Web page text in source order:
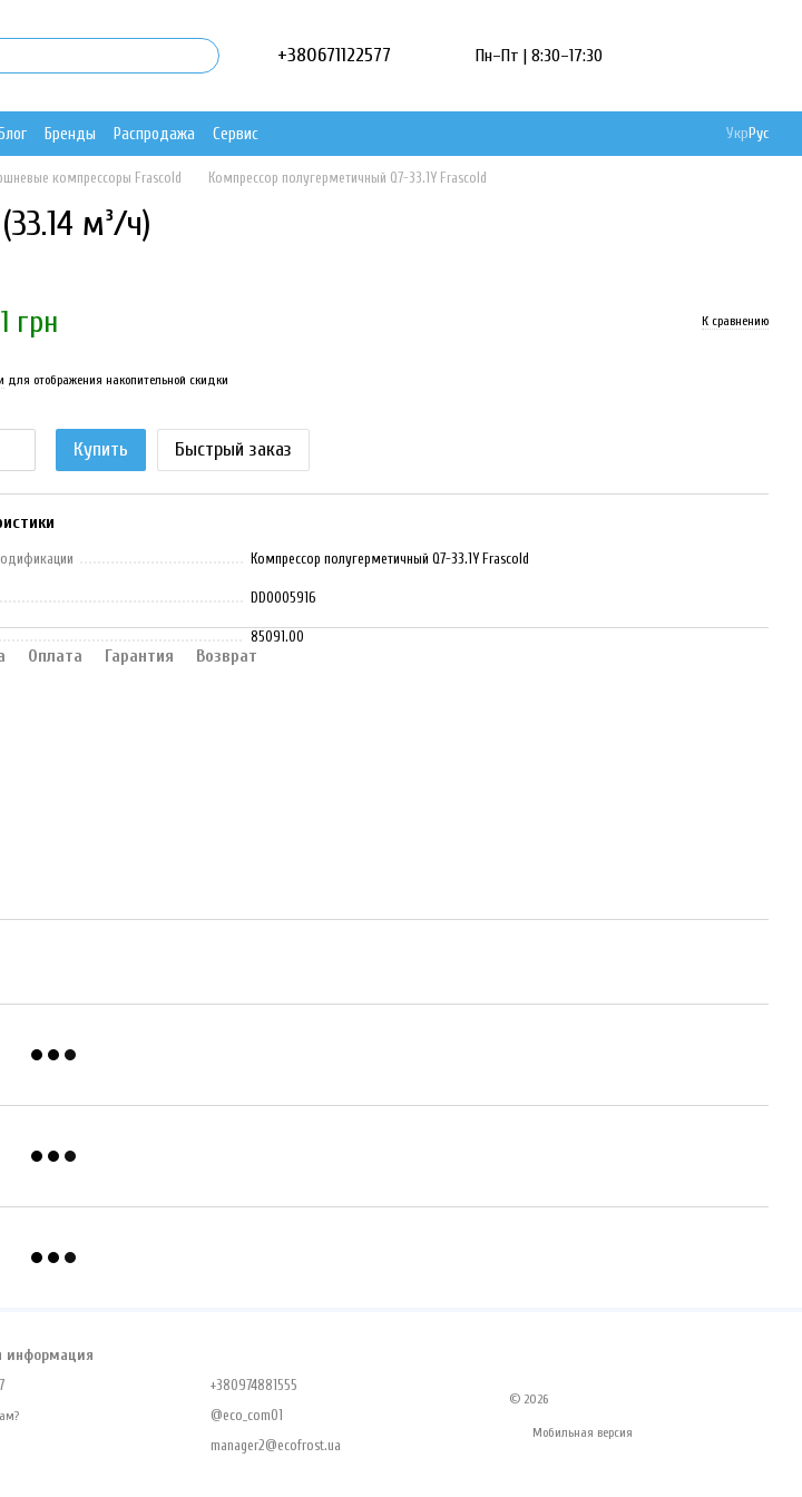
+380671122577 Пн–Пт | 8:30–17:30
Блог Бренды Распродажа Сервис УкрРус
компрессоры Frascold Компрессор полугерметичный Q7-33.1Y Frascold
м³/ч)
грн К сравнению
для отображения накопительной скидки
Купить Быстрый заказ
Компрессор полугерметичный Q7-33.1Y Frascold
DD0005916
85091.00
Оплата Гарантия Возврат
информация
+380974881555
@eco_com01
manager2@ecofrost.ua
© 2026
Мобильная версия